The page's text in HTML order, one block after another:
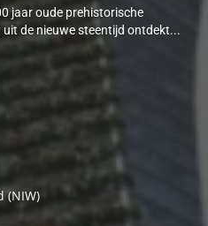
jaar oude prehistorische
uit de nieuwe steentijd ontdekt...
(NIW)